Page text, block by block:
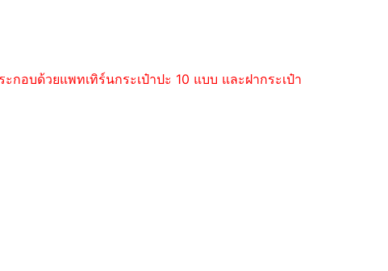
อบด้วยแพทเทิร์นกระเป๋าปะ 10 แบบ และฝากระเป๋า